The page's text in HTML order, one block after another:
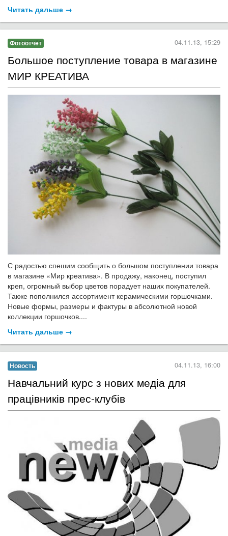
Читать дальше →
Фотоотчёт 04.11.13, 15:29
Большое поступление товара в магазине
МИР КРЕАТИВА
С радостью спешим сообщить о большом поступлении товара
в магазине «Мир креатива». В продажу, наконец, поступил
креп, огромный выбор цветов порадует наших покупателей.
Также пополнился ассортимент керамическими горшочками.
Новые формы, размеры и фактуры в абсолютной новой
коллекции горшочков....
Читать дальше →
Новость 04.11.13, 16:00
Навчальний курс з нових медіа для
працівників прес-клубів